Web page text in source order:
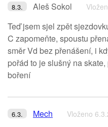
8.3. Aleš Sokol
Teď jsem sjel zpět
C zapomeňte, spoustu
směr Vd bez přenášení, i
pořád to je slušný na
boření
6.3. Mech Vloženo